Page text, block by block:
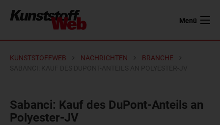
Menü
KUNSTSTOFFWEB NACHRICHTEN
BRANCHE
Sabanci: Kauf des DuPont-Anteils an
Polyester-JV